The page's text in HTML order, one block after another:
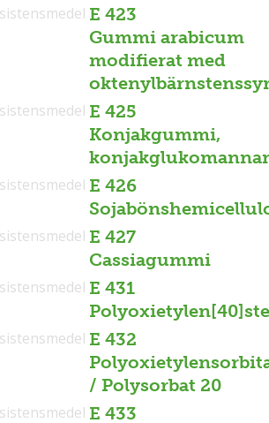
E 423
Gummi arabicum
modifierat med
E 425
Konjakgummi,
E 426
E 427
Cassiagummi
E 431
E 432
/ Polysorbat 20
E 433